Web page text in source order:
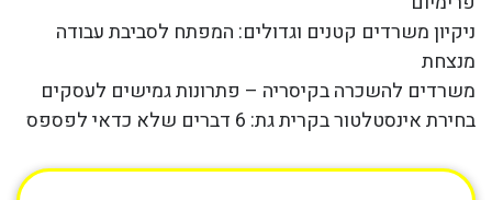
ניקיון משרדים קטנים וגדולים: המפתח לסביבת עבודה
מנצחת
משרדים להשכרה בקיסריה – פתרונות גמישים לעסקים
בחירת אינסטלטור בקרית גת: 6 דברים שלא כדאי לפספס